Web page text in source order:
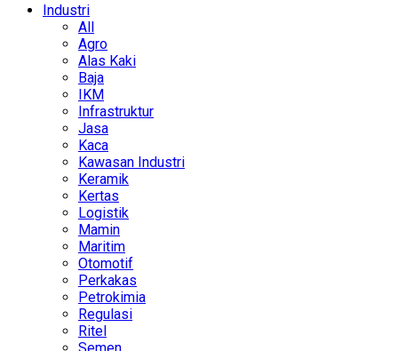
Industri
All
Agro
Alas Kaki
Baja
IKM
Infrastruktur
Jasa
Kaca
Kawasan Industri
Keramik
Kertas
Logistik
Mamin
Maritim
Otomotif
Perkakas
Petrokimia
Regulasi
Ritel